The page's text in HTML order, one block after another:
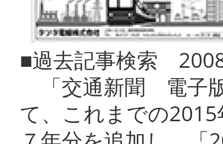
■過去記事検索
「交通新聞 電子
て、これまでの